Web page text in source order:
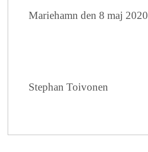
Mariehamn den 8 maj 2020
Stephan Toivonen